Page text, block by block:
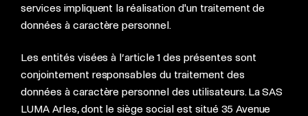
services impliquent la réalisation d'un traitement de
données à caractère personnel.
Les entités visées à l’article 1 des présentes sont
conjointement responsables du traitement des
données à caractère personnel des utilisateurs. La SAS
LUMA Arles, dont le siège social est situé 35 Avenue